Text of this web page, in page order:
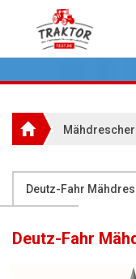
Mähdrescher
Deutz-Fahr
Deutz-Fahr